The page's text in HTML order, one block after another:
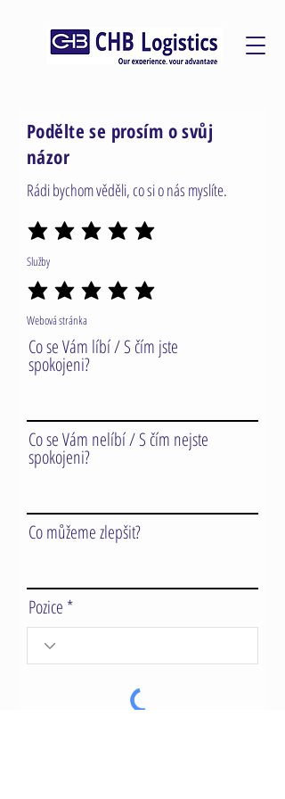
Podělte se prosím o svůj
názor
Rádi bychom věděli, co si o nás myslíte.
Služby
Webová stránka
Co se Vám líbí / S čím jste
spokojeni?
Co se Vám nelíbí / S čím nejste
spokojeni?
Co můžeme zlepšit?
Pozice